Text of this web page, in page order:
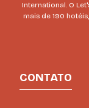
International. O
mais de 190
CONTATO